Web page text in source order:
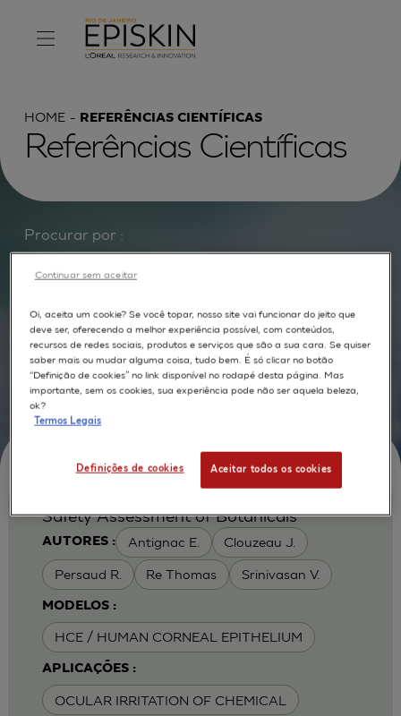
HOME REFERÊNCIAS CIENTÍFICAS
Referências Científicas
Procurar por :
TEXTO COMPLETO
AUTORES : Antignac E. Clouzeau J.
Persaud R. Re Thomas Srinivasan V.
MODELOS :
HCE / HUMAN CORNEAL EPITHELIUM
APLICAÇÕES :
OCULAR IRRITATION OF CHEMICAL
Safety Assessment of Botanicals
Oi, aceita um cookie? Se você topar, nosso site vai funcionar do jeito que
deve ser, oferecendo a melhor experiência possível, com conteúdos,
recursos de redes sociais, produtos e serviços que são a sua cara. Se quiser
saber mais ou mudar alguma coisa, tudo bem. É só clicar no botão
“Definição de cookies” no link disponível no rodapé desta página. Mas
importante, sem os cookies, sua experiência pode não ser aquela beleza,
ok?
Termos Legais
Definições de cookies Aceitar todos os cookies
Continuar sem aceitar